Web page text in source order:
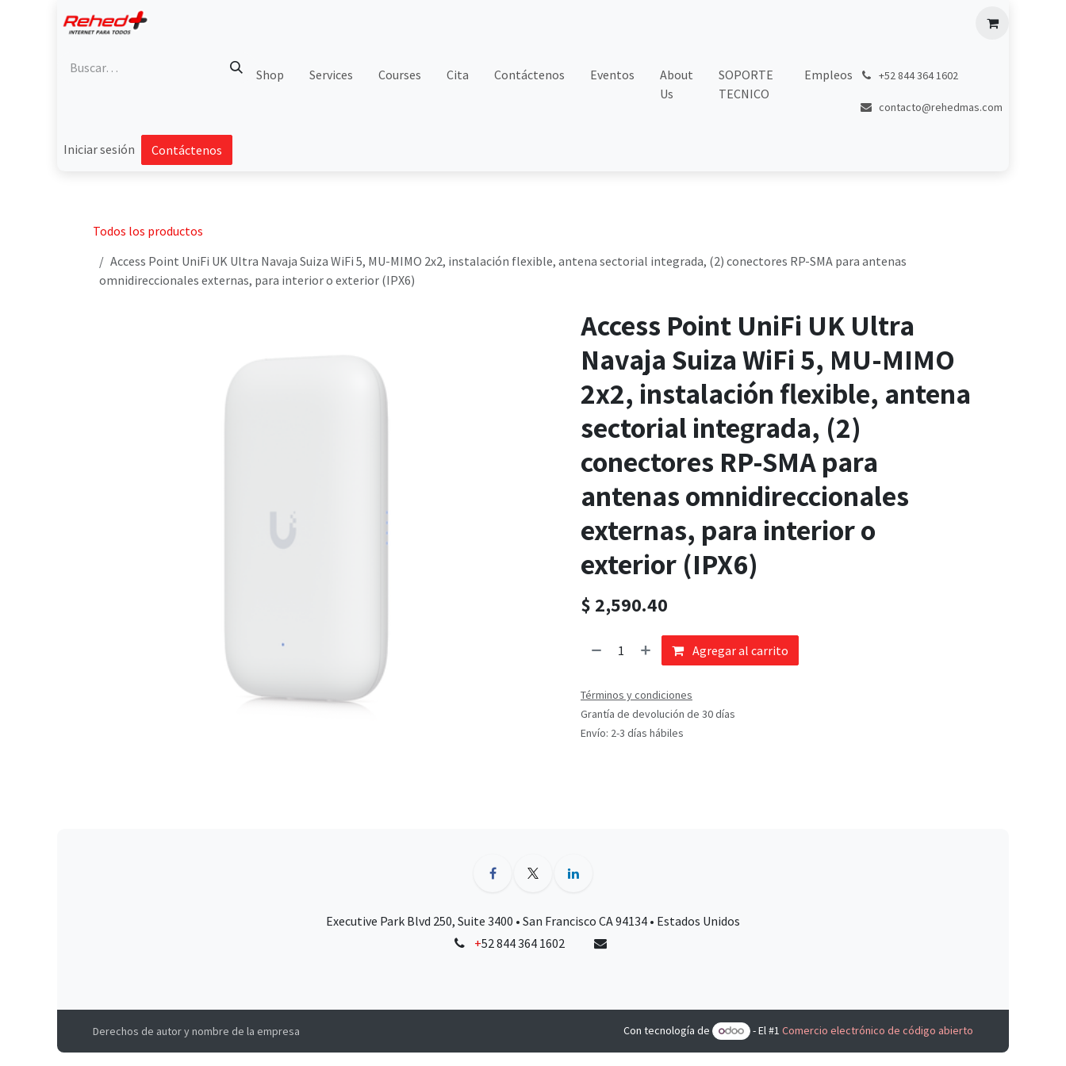
Shop Services Courses Cita Contáctenos Eventos
About
Us
SOPORTE
TECNICO
Empleos +52 844 364 1602
contacto@rehedmas.com
Iniciar sesión Contáctenos
Todos los productos
Access Point UniFi UK Ultra Navaja Suiza WiFi 5, MU-MIMO 2x2, instalación flexible, antena sectorial integrada, (2) conectores RP-SMA para antenas
omnidireccionales externas, para interior o exterior (IPX6)
Access Point UniFi UK Ultra
Navaja Suiza WiFi 5, MU-MIMO
2x2, instalación flexible, antena
sectorial integrada, (2)
conectores RP-SMA para
antenas omnidireccionales
externas, para interior o
exterior (IPX6)
$ 2,590.40
Agregar al carrito
Términos y condiciones
Grantía de devolución de 30 días
Envío: 2-3 días hábiles
Executive Park Blvd 250, Suite 3400 • San Francisco CA 94134 • Estados Unidos
+52 844 364 1602
Derechos de autor y nombre de la empresa Con tecnología de - El #1 Comercio electrónico de código abierto